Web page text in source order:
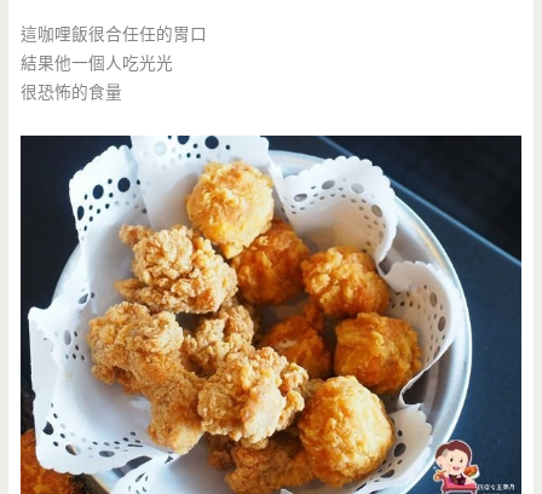
這咖哩飯很合任任的胃口
結果他一個人吃光光
很恐怖的食量